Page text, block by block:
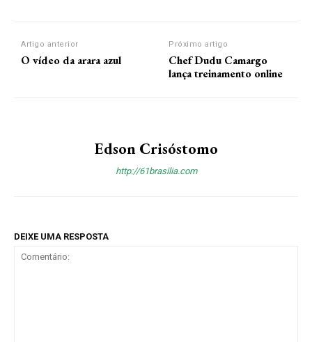
Artigo anterior
O vídeo da arara azul
Próximo artigo
Chef Dudu Camargo
lança treinamento online
Edson Crisóstomo
http://61brasilia.com
DEIXE UMA RESPOSTA